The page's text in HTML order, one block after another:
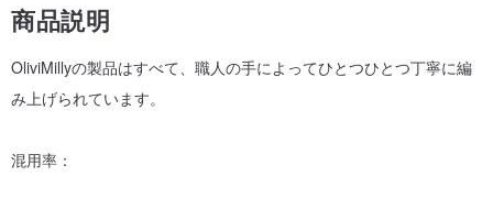
商品説明
OliviMillyの製品はすべて、職人の手によってひとつひとつ丁寧に編
み上げられています。
混用率：